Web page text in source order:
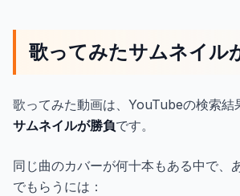
歌ってみたサムネイル
歌ってみた動画は、YouTubeの検索結
サムネイルが勝負です。
同じ曲のカバーが何十本もある中で、
でもらうには：